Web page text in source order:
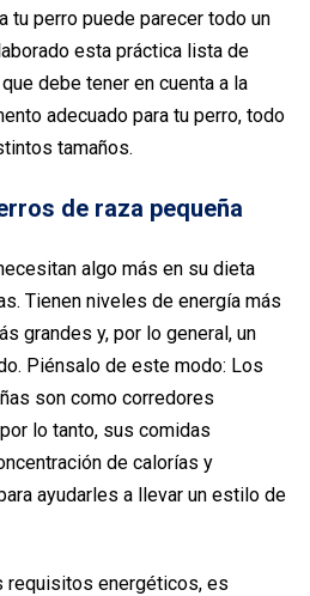
tu perro puede parecer todo un
esta práctica lista de
debe tener en cuenta a la
adecuado para tu perro, todo
tamaños.
de raza pequeña
algo más en su dieta
Tienen niveles de energía más
grandes y, por lo general, un
Piénsalo de este modo: Los
son como corredores
lo tanto, sus comidas
de calorías y
ayudarles a llevar un estilo de
requisitos energéticos, es